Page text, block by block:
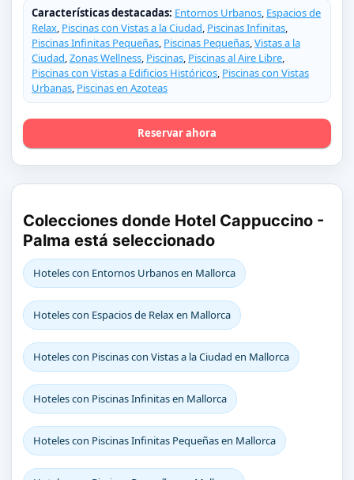
Características destacadas: Entornos Urbanos, Espacios de
Relax, Piscinas con Vistas a la Ciudad, Piscinas Infinitas,
Piscinas Infinitas Pequeñas, Piscinas Pequeñas,Vistas a la
Ciudad,Zonas Wellness, Piscinas, Piscinas al Aire Libre,
Piscinas con Vistas a Edificios Históricos, Piscinas con Vistas
Urbanas, Piscinas en Azoteas
Reservar ahora
Colecciones donde Hotel Cappuccino -
Palma está seleccionado
Hoteles con Entornos Urbanos en Mallorca
Hoteles con Espacios de Relax en Mallorca
Hoteles con Piscinas con Vistas a la Ciudad en Mallorca
Hoteles con Piscinas Infinitas en Mallorca
Hoteles con Piscinas Infinitas Pequeñas en Mallorca